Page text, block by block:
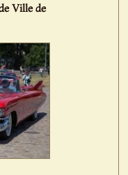
Ville de